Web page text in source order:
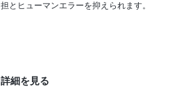
担とヒューマンエラーを抑えられます。
詳細を見る